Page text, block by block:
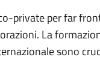
private per far
La
sono